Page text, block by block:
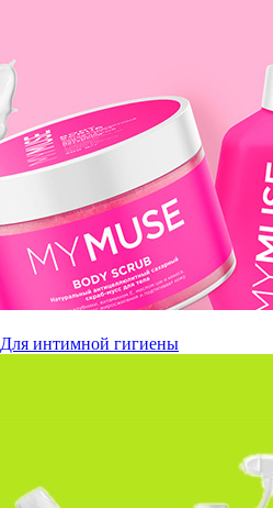
Для интимной гигиены